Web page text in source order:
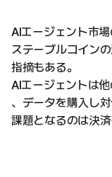
AIエージェント市場
ステーブルコイン
指摘もある。
AIエージェントは
、データを購入し
課題となるのは決済